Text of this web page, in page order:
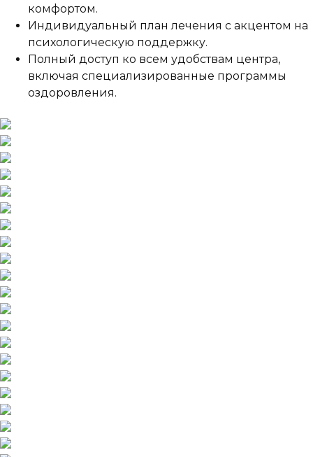
комфортом.
Индивидуальный план лечения с акцентом на
психологическую поддержку.
Полный доступ ко всем удобствам центра,
включая специализированные программы
оздоровления.